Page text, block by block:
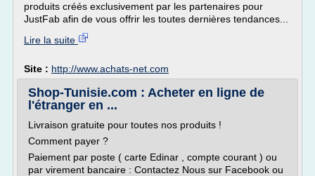
produits créés exclusivement par les partenaires pour
JustFab afin de vous offrir les toutes dernières tendances...
Lire la suite
Site : http://www.achats-net.com
Shop-Tunisie.com : Acheter en ligne de
l'étranger en ...
Livraison gratuite pour toutes nos produits !
Comment payer ?
Paiement par poste ( carte Edinar , compte courant ) ou
par virement bancaire : Contactez Nous sur Facebook ou